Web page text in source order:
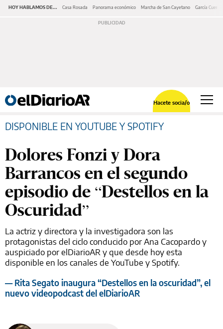
HOY HABLAMOS DE... Casa Rosada Panorama económico Marcha de San Cayetano García Cuerva
Hacete socia/o
DISPONIBLE EN YOUTUBE Y SPOTIFY
Dolores Fonzi y Dora
Barrancos en el segundo
episodio de “Destellos en la
Oscuridad”
La actriz y directora y la investigadora son las
protagonistas del ciclo conducido por Ana Cacopardo y
auspiciado por elDiarioAR y que desde hoy esta
disponible en los canales de YouTube y Spotify.
— Rita Segato inaugura “Destellos en la oscuridad”, el
nuevo videopodcast del elDiarioAR